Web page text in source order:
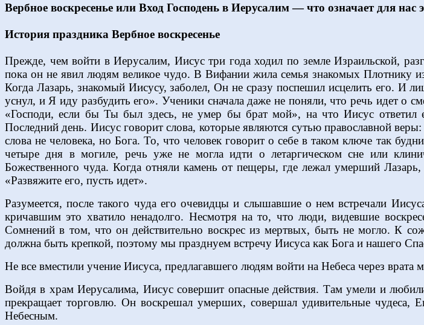
Вербное воскресенье или Вход Господень в Иерусалим — что означает для нас
История праздника Вербное воскресенье
Прежде, чем войти в Иерусалим, Иисус три года ходил по земле Израильской,
пока он не явил людям великое чудо. В Вифании жила семья знакомых Плотнику
Когда Лазарь, знакомый Иисусу, заболел, Он не сразу поспешил исцелить его. И
уснул, и Я иду разбудить его». Ученики сначала даже не поняли, что речь идет о
«Господи, если бы Ты был здесь, не умер бы брат мой», на что Иисус
Последний день. Иисус говорит слова, которые являются сутью православной
слова не человека, но Бога. То, что человек говорит о себе в таком ключе так
четыре дня в могиле, речь уже не могла идти о летаргическом сне или
Божественного чуда. Когда отняли камень от пещеры, где лежал умерший
«Развяжите его, пусть идет».
Разумеется, после такого чуда его очевидцы и слышавшие о нем встречали
кричавшим это хватило ненадолго. Несмотря на то, что люди, видевшие
Сомнений в том, что он действительно воскрес из мертвых, быть не могло. К
должна быть крепкой, поэтому мы празднуем встречу Иисуса как Бога и нашего
Не все вместили учение Иисуса, предлагавшего людям войти на Небеса через
Войдя в храм Иерусалима, Иисус совершит опасные действия. Там умели и
прекращает торговлю. Он воскрешал умерших, совершал удивительные
Небесным.